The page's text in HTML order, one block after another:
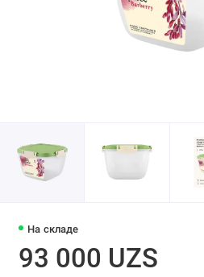
На складе
93 000 UZS